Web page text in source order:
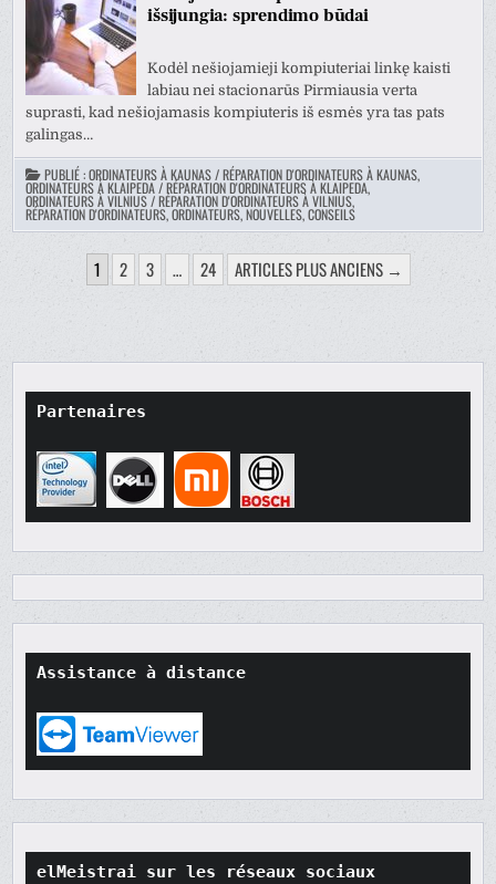
išsijungia: sprendimo būdai
Kodėl nešiojamieji kompiuteriai linkę kaisti
labiau nei stacionarūs Pirmiausia verta
suprasti, kad nešiojamasis kompiuteris iš esmės yra tas pats
galingas…
PUBLIÉ :ORDINATEURS À KAUNAS / RÉPARATION D'ORDINATEURS À KAUNAS,
ORDINATEURS À KLAIPEDA / RÉPARATION D'ORDINATEURS À KLAIPEDA,
ORDINATEURS À VILNIUS / RÉPARATION D'ORDINATEURS À VILNIUS,
RÉPARATION D'ORDINATEURS, ORDINATEURS, NOUVELLES, CONSEILS
PAGINATION
1 2 3 … 24 ARTICLES PLUS ANCIENS →
Partenaires
Assistance à distance
elMeistrai sur les réseaux sociaux